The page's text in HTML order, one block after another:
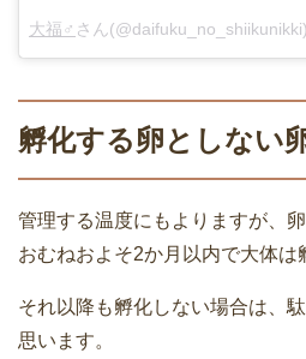
大福♂ さん
孵化する卵としない
管理する温度にもよりますが、
おむねおよそ2か月以内で大体は
それ以降も孵化しない場合は、
思います。